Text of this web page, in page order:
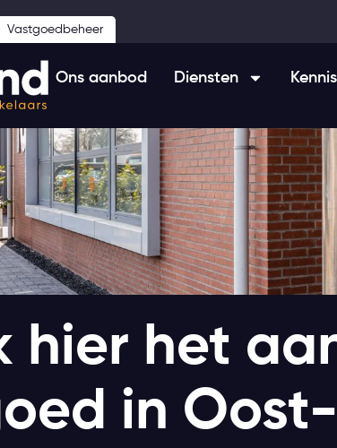
Vastgoedbeheer
Ons aanbod Diensten
hier het
in